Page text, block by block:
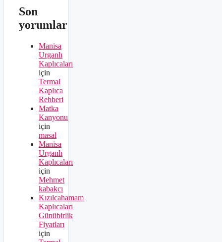
Son
yorumlar
Manisa
Urganlı
Kaplıcaları
için
Termal
Kaplıca
Rehberi
Matka
Kanyonu
için
masal
Manisa
Urganlı
Kaplıcaları
için
Mehmet
kabakcı
Kızılcahamam
Kaplıcaları
Günübirlik
Fiyatları
için